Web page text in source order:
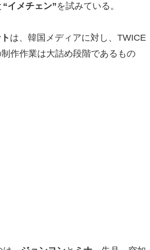
“イメチェン”を試みている。
は、韓国メディアに対し、TWICE
作作業は大詰め段階であるもの